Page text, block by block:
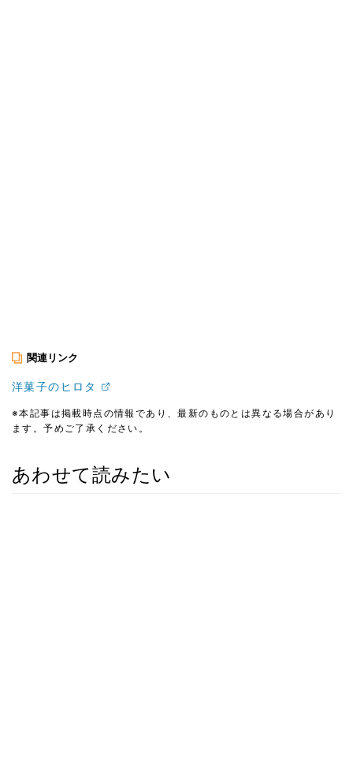
関連リンク
洋菓子のヒロタ
※本記事は掲載時点の情報であり、最新のものとは異なる場合があり
ます。予めご了承ください。
あわせて読みたい